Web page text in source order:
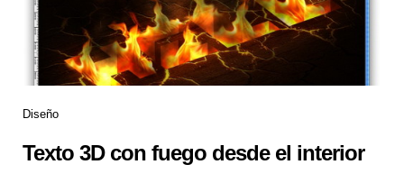
Diseño
Texto 3D con fuego desde el interior